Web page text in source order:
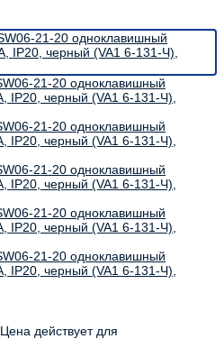
Цена действует для